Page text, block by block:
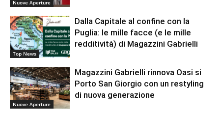
Nuove Aperture
Top News
Dalla Capitale al confine con la
Puglia: le mille facce (e le mille
redditività) di Magazzini Gabrielli
Nuove Aperture
Magazzini Gabrielli rinnova Oasi si
Porto San Giorgio con un restyling
di nuova generazione